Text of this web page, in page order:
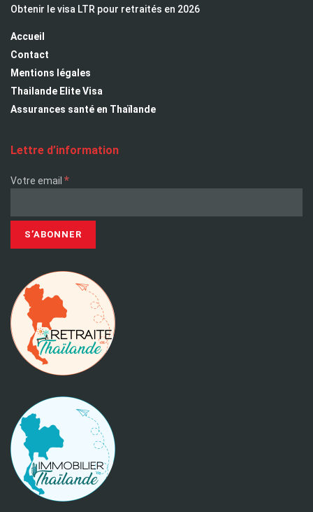
Obtenir le visa LTR pour retraités en 2026
Accueil
Contact
Mentions légales
Thailande Elite Visa
Assurances santé en Thaïlande
Lettre d’information
Votre email *